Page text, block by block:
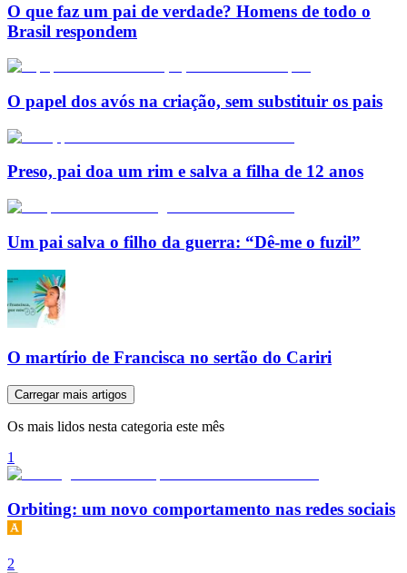
O que faz um pai de verdade? Homens de todo o
Brasil respondem
O papel dos avós na criação, sem substituir os pais
Preso, pai doa um rim e salva a filha de 12 anos
Um pai salva o filho da guerra: “Dê-me o fuzil”
O martírio de Francisca no sertão do Cariri
Carregar mais artigos
Os mais lidos nesta categoria este mês
1
Orbiting: um novo comportamento nas redes sociais
2